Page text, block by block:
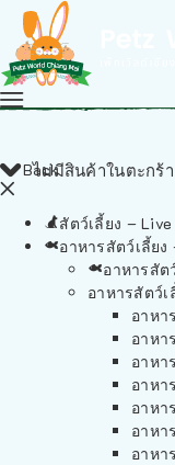
ไม่มีสินค้าในตะกร้า
Back
สัตว์เลี้ยง –
อาหารสัตว์เลี้ยง
อาหารสัต
อาหารสัตว์
อาหา
อาหา
อาหา
อาหา
อาหา
อาหา
อาหา